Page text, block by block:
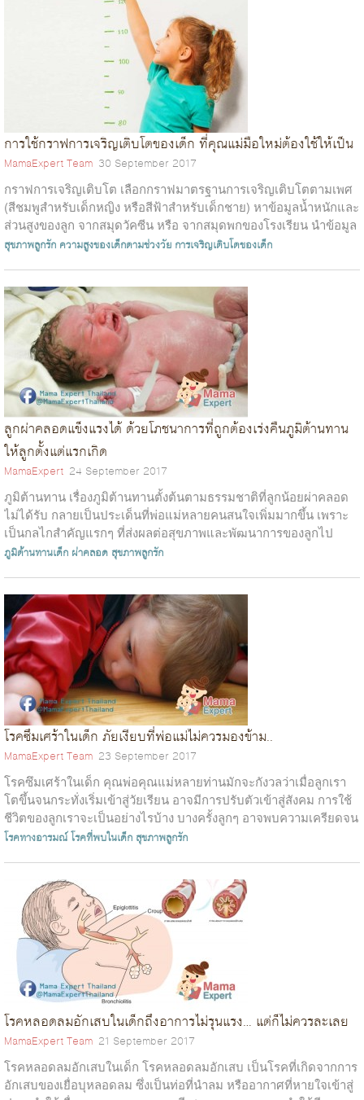
การใช้กราฟการเจริญเติบโตของเด็ก ที่คุณแม่มือใหม่ต้องใช้ให้เป็น
MamaExpert Team 30 September 2017
กราฟการเจริญเติบโต เลือกกราฟมาตรฐานการเจริญเติบโตตามเพศ
(สีชมพูสำหรับเด็กหญิง หรือสีฟ้าสำหรับเด็กชาย) หาข้อมูลน้ำหนักและ
ส่วนสูงของลูก จากสมุดวัคซีน หรือ จากสมุดพกของโรงเรียน นำข้อมูล
ที่ได้ทั้งหมด...
สุขภาพลูกรัก ความสูงของเด็กตามช่วงวัย การเจริญเติบโตของเด็ก
ลูกผ่าคลอดแข็งแรงได้ ด้วยโภชนาการที่ถูกต้องเร่งคืนภูมิต้านทาน
ให้ลูกตั้งแต่แรกเกิด
MamaExpert 24 September 2017
ภูมิต้านทาน เรื่องภูมิต้านทานตั้งต้นตามธรรมชาติที่ลูกน้อยผ่าคลอด
ไม่ได้รับ กลายเป็นประเด็นที่พ่อแม่หลายคนสนใจเพิ่มมากขึ้น เพราะ
เป็นกลไกสำคัญแรกๆ ที่ส่งผลต่อสุขภาพและพัฒนาการของลูกไป
ตลอดชีวิต หากไม่ได้...
ภูมิต้านทานเด็ก ผ่าคลอด สุขภาพลูกรัก
โรคซึมเศร้าในเด็ก ภัยเงียบที่พ่อแม่ไม่ควรมองข้าม..
MamaExpert Team 23 September 2017
โรคซึมเศร้าในเด็ก คุณพ่อคุณแม่หลายท่านมักจะกังวลว่าเมื่อลูกเรา
โตขึ้นจนกระทั่งเริ่มเข้าสู่วัยเรียน อาจมีการปรับตัวเข้าสู่สังคม การใช้
ชีวิตของลูกเราจะเป็นอย่างไรบ้าง บางครั้งลูกๆ อาจพบความเครียดจน
กระทั...
โรคทางอารมณ์โรคที่พบในเด็ก สุขภาพลูกรัก
โรคหลอดลมอักเสบในเด็กถึงอาการไม่รุนแรง… แต่ก็ไม่ควรละเลย
MamaExpert Team 21 September 2017
โรคหลอดลมอักเสบในเด็ก โรคหลอดลมอักเสบ เป็นโรคที่เกิดจากการ
อักเสบของเยื่อบุหลอดลม ซึ่งเป็นท่อที่นำลม หรืออากาศที่หายใจเข้าสู่